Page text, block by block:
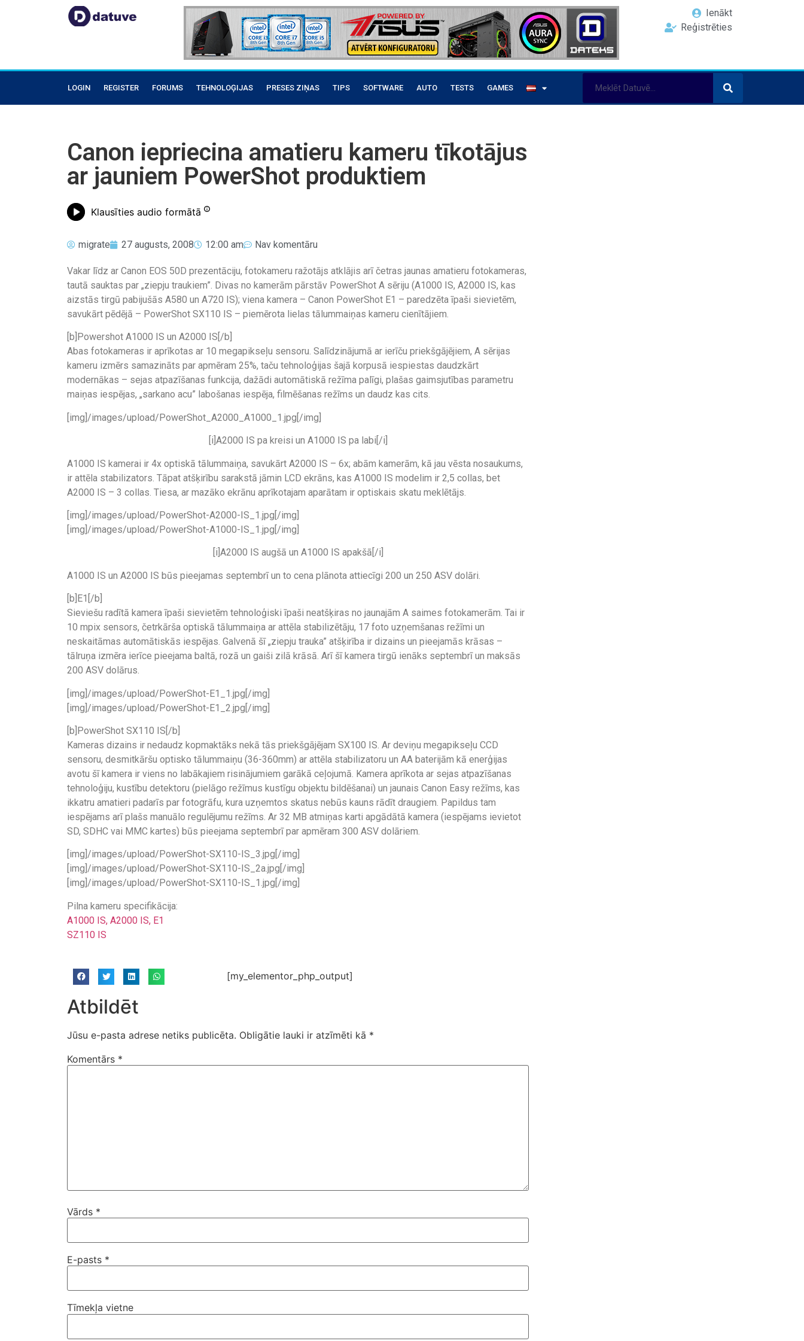
Ienākt
Reģistrēties
LOGIN REGISTER FORUMS TEHNOLOĢIJAS PRESES ZIŅAS TIPS SOFTWARE AUTO TESTS GAMES
Canon iepriecina amatieru kameru tīkotājus
ar jauniem PowerShot produktiem
Klausīties audio formātā
migrate 27 augusts, 2008 12:00 am Nav komentāru
Vakar līdz ar Canon EOS 50D prezentāciju, fotokameru ražotājs atklājis arī četras jaunas amatieru fotokameras,
tautā sauktas par „ziepju traukiem”. Divas no kamerām pārstāv PowerShot A sēriju (A1000 IS, A2000 IS, kas
aizstās tirgū pabijušās A580 un A720 IS); viena kamera – Canon PowerShot E1 – paredzēta īpaši sievietēm,
savukārt pēdējā – PowerShot SX110 IS – piemērota lielas tālummaiņas kameru cienītājiem.
[b]Powershot A1000 IS un A2000 IS[/b]
Abas fotokameras ir aprīkotas ar 10 megapikseļu sensoru. Salīdzinājumā ar ierīču priekšgājējiem, A sērijas
kameru izmērs samazināts par apmēram 25%, taču tehnoloģijas šajā korpusā iespiestas daudzkārt
modernākas – sejas atpazīšanas funkcija, dažādi automātiskā režīma palīgi, plašas gaimsjutības parametru
maiņas iespējas, „sarkano acu” labošanas iespēja, filmēšanas režīms un daudz kas cits.
[img]/images/upload/PowerShot_A2000_A1000_1.jpg[/img]
[i]A2000 IS pa kreisi un A1000 IS pa labi[/i]
A1000 IS kamerai ir 4x optiskā tālummaiņa, savukārt A2000 IS – 6x; abām kamerām, kā jau vēsta nosaukums,
ir attēla stabilizators. Tāpat atšķirību sarakstā jāmin LCD ekrāns, kas A1000 IS modelim ir 2,5 collas, bet
A2000 IS – 3 collas. Tiesa, ar mazāko ekrānu aprīkotajam aparātam ir optiskais skatu meklētājs.
[img]/images/upload/PowerShot-A2000-IS_1.jpg[/img]
[img]/images/upload/PowerShot-A1000-IS_1.jpg[/img]
[i]A2000 IS augšā un A1000 IS apakšā[/i]
A1000 IS un A2000 IS būs pieejamas septembrī un to cena plānota attiecīgi 200 un 250 ASV dolāri.
[b]E1[/b]
Sieviešu radītā kamera īpaši sievietēm tehnoloģiski īpaši neatšķiras no jaunajām A saimes fotokamerām. Tai ir
10 mpix sensors, četrkārša optiskā tālummaiņa ar attēla stabilizētāju, 17 foto uzņemšanas režīmi un
neskaitāmas automātiskās iespējas. Galvenā šī „ziepju trauka” atšķirība ir dizains un pieejamās krāsas –
tālruņa izmēra ierīce pieejama baltā, rozā un gaiši zilā krāsā. Arī šī kamera tirgū ienāks septembrī un maksās
200 ASV dolārus.
[img]/images/upload/PowerShot-E1_1.jpg[/img]
[img]/images/upload/PowerShot-E1_2.jpg[/img]
[b]PowerShot SX110 IS[/b]
Kameras dizains ir nedaudz kopmaktāks nekā tās priekšgājējam SX100 IS. Ar deviņu megapikseļu CCD
sensoru, desmitkāršu optisko tālummaiņu (36-360mm) ar attēla stabilizatoru un AA baterijām kā enerģijas
avotu šī kamera ir viens no labākajiem risinājumiem garākā ceļojumā. Kamera aprīkota ar sejas atpazīšanas
tehnoloģiju, kustību detektoru (pielāgo režīmus kustīgu objektu bildēšanai) un jaunais Canon Easy režīms, kas
ikkatru amatieri padarīs par fotogrāfu, kura uzņemtos skatus nebūs kauns rādīt draugiem. Papildus tam
iespējams arī plašs manuālo regulējumu režīms. Ar 32 MB atmiņas karti apgādātā kamera (iespējams ievietot
SD, SDHC vai MMC kartes) būs pieejama septembrī par apmēram 300 ASV dolāriem.
[img]/images/upload/PowerShot-SX110-IS_3.jpg[/img]
[img]/images/upload/PowerShot-SX110-IS_2a.jpg[/img]
[img]/images/upload/PowerShot-SX110-IS_1.jpg[/img]
Pilna kameru specifikācija:
A1000 IS, A2000 IS, E1
SZ110 IS
[my_elementor_php_output]
Atbildēt
Jūsu e-pasta adrese netiks publicēta. Obligātie lauki ir atzīmēti kā *
Komentārs *
Vārds *
E-pasts *
Tīmekļa vietne